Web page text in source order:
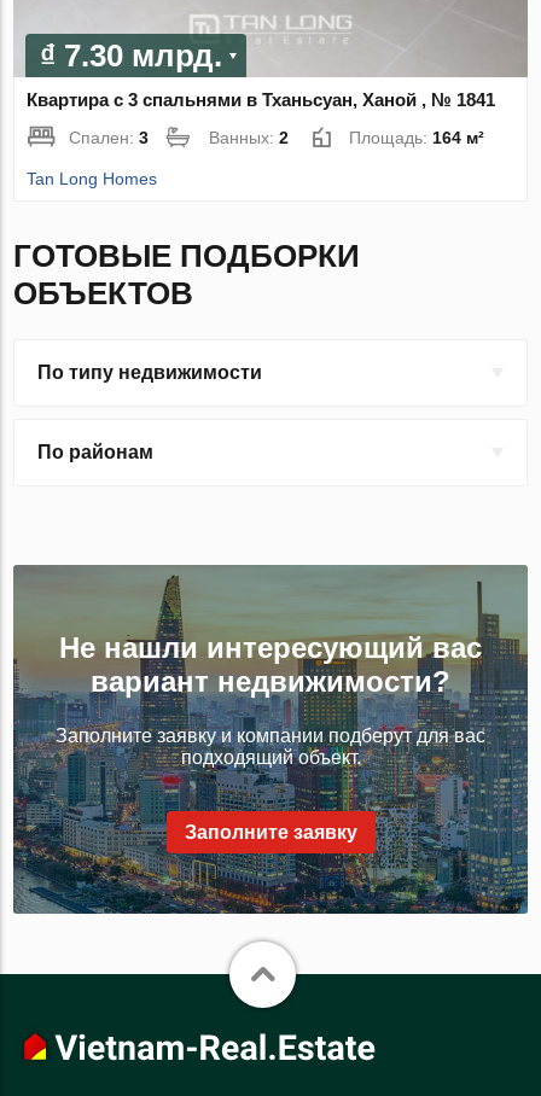
₫ 7.30 млрд.
Квартира с 3 спальнями в Тханьсуан, Ханой , № 1841
Спален:3 Ванных:2 Площадь:164 м²
Tan Long Homes
ГОТОВЫЕ ПОДБОРКИ
ОБЪЕКТОВ
По типу недвижимости
По районам
Не нашли интересующий вас
вариант недвижимости?
Заполните заявку и компании подберут для вас
подходящий объект.
Заполните заявку